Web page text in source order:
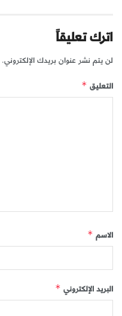
اترك تعليقاً
لن يتم نشر عنوان بريدك الإلكتروني.
التعليق *
الاسم *
البريد الإلكتروني *